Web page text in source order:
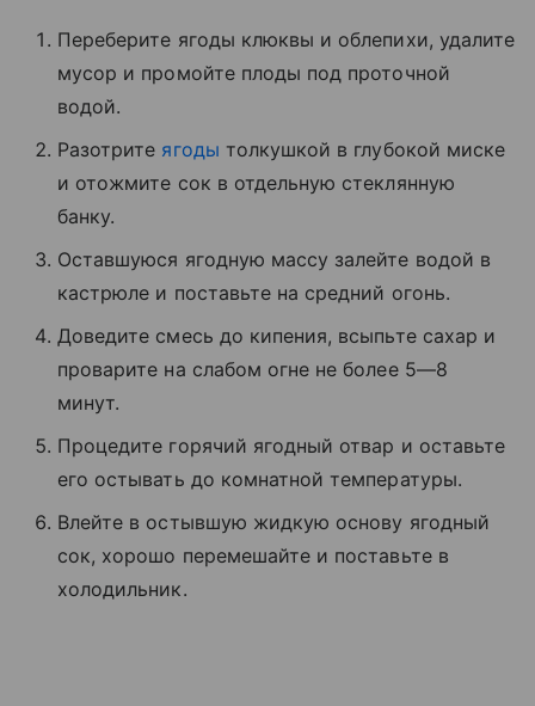
Переберите ягоды клюквы и облепихи, удалите
мусор и промойте плоды под проточной
водой.
Разотрите ягоды толкушкой в глубокой миске
и отожмите сок в отдельную стеклянную
банку.
Оставшуюся ягодную массу залейте водой в
кастрюле и поставьте на средний огонь.
Доведите смесь до кипения, всыпьте сахар и
проварите на слабом огне не более 5—8
минут.
Процедите горячий ягодный отвар и оставьте
его остывать до комнатной температуры.
Влейте в остывшую жидкую основу ягодный
сок, хорошо перемешайте и поставьте в
холодильник.